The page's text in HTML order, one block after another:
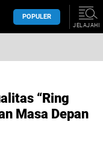
POPULER
JELAJAHI
“Ring
Masa Depan